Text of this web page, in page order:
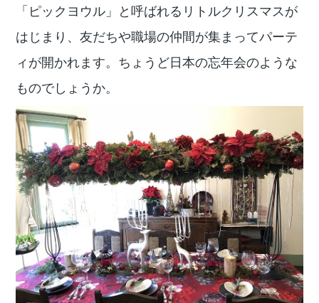
「ピックヨウル」と呼ばれるリトルクリスマスが
はじまり、友だちや職場の仲間が集まってパーテ
ィが開かれます。ちょうど日本の忘年会のような
ものでしょうか。